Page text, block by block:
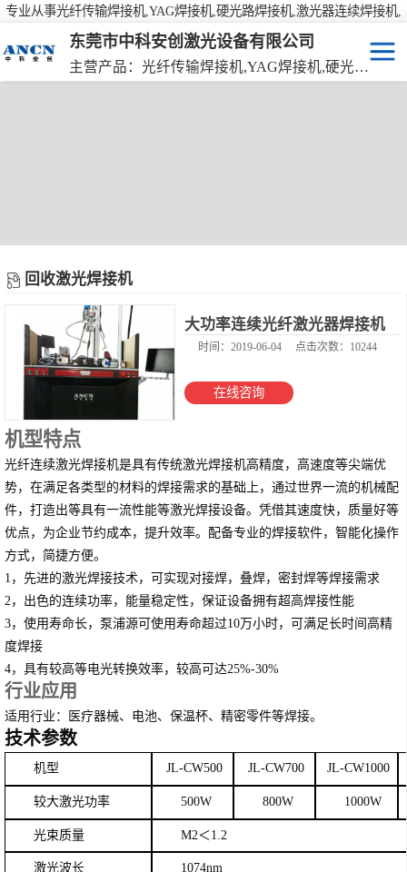
专业从事光纤传输焊接机,YAG焊接机,硬光路焊接机,激光器连续焊接机,
激光焊接机,激光打标机,激光切割机等产品的研发
东莞市中科安创激光设备有限公司
主营产品：光纤传输焊接机,YAG焊接机,硬光路焊接机,激光器连续焊接机
回收激光焊接机
当前位置：
大功率连续光纤激光器焊接机
时间：2019-06-04 点击次数：10244
在线咨询
机型特点
光纤连续激光焊接机是具有传统激光焊接机高精度，高速度等尖端优
势，在满足各类型的材料的焊接需求的基础上，通过世界一流的机械配
件，打造出等具有一流性能等激光焊接设备。凭借其速度快，质量好等
优点，为企业节约成本，提升效率。配备专业的焊接软件，智能化操作
方式，简捷方便。
1 ，先进的激光焊接技术，可实现对接焊，叠焊，密封焊等焊接需求
2 ，出色的连续功率，能量稳定性，保证设备拥有超高焊接性能
3，使用寿命长，泵浦源可使用寿命超过10万小时，可满足长时间高精
度焊接
4，具有较高等电光转换效率，较高可达25%-30%
行业应用
适用行业：医疗器械、 电池、 保温杯、精密零件等焊接。
技术参数
机型 JL-CW500 JL-CW700 JL-CW1000
较大激光功率 500W 800W 1000W
光束质量 M2＜1.2
激光波长 1074nm